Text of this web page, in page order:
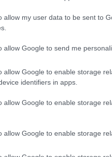
allow my user data to be sent to
allow Google to send me
allow Google to enable storage
identifiers in apps.
allow Google to enable storage
allow Google to enable storage
(ανεπίσημης)
από δύο χρόνια,